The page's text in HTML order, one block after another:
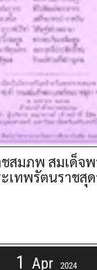
สมภพ สมเด็จ
เทพรัตนราชสุ
1 Apr 2024